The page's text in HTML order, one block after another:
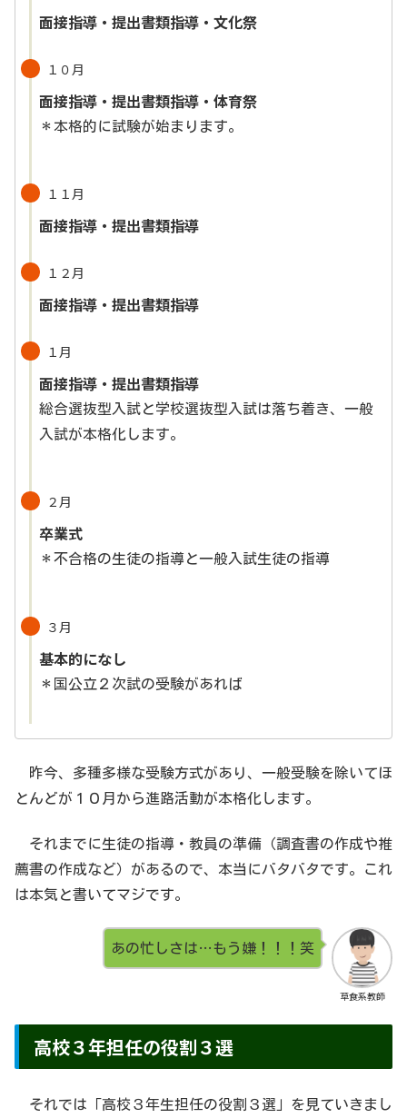
面接指導・提出書類指導 ・文化祭
１０月
面接指導・提出書類指導 ・体育祭
＊本格的に試験が始まります。
１１月
面接指導・提出書類指導
１２月
面接指導・提出書類指導
１月
面接指導・提出書類指導
総合選抜型入試と学校選抜型入試は落ち着き、一般
入試が本格化します。
２月
卒業式
＊不合格の生徒の指導と一般入試生徒の指導
３月
基本的になし
＊国公立２次試の受験があれば
昨今、多種多様な受験方式があり、一般受験を除いてほ
とんどが１０月から進路活動が本格化します。
それまでに生徒の指導・教員の準備（調査書の作成や推
薦書の作成など）があるので、本当にバタバタです。これ
は本気と書いてマジです。
草食系教師
あの忙しさは…もう嫌！！！笑
高校３年担任の役割３選
それでは「高校３年生担任の役割３選」を見ていきまし